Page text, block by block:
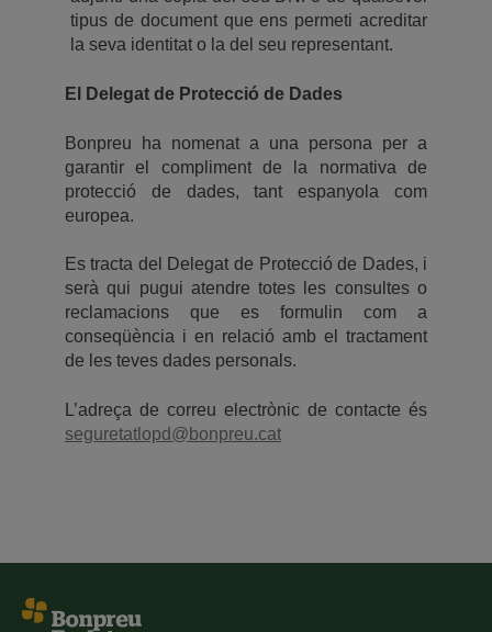
tipus de document que ens permeti acreditar
la seva identitat o la del seu representant.
El Delegat de Protecció de Dades
Bonpreu ha nomenat a una persona per a
garantir el compliment de la normativa de
protecció de dades, tant espanyola com
europea.
Es tracta del Delegat de Protecció de Dades, i
serà qui pugui atendre totes les consultes o
reclamacions que es formulin com a
conseqüència i en relació amb el tractament
de les teves dades personals.
L’adreça de correu electrònic de contacte és
seguretatlopd@bonpreu.cat